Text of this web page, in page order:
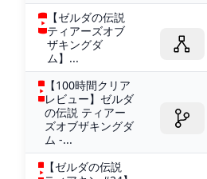
【ゼルダの伝説
ティアーズオブ
ザキングダ
ム】...
【100時間クリア
レビュー】ゼルダ
の伝説 ティアー
ズオブザキングダ
ム -...
【ゼルダの伝説